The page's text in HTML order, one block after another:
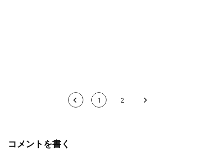
< 1 2 >
コメントを書く